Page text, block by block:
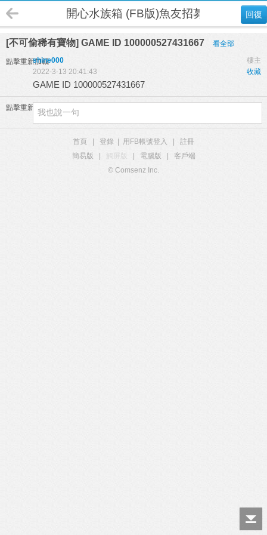
回復
開心水族箱 (FB版)魚友招募
[不可偷稀有寶物] GAME ID 100000527431667 看全部
點擊重新加載 樓主
shine000
收藏
2022-3-13 20:41:43
GAME ID 100000527431667
點擊重新加載
首頁 登錄 用FB帳號登入
註冊
簡易版
觸屏版 電腦版
客戶端
© Comsenz Inc.